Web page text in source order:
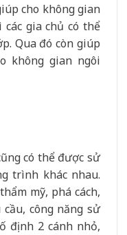
cho không gian
gia chủ có thể
Qua đó còn giúp
không gian ngôi
có thể được sử
trình khác nhau.
mỹ, phá cách,
công năng sử
định 2 cánh nhỏ,